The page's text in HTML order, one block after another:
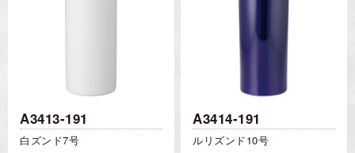
A3413-191
白ズンド7号
A3414-191
ルリズンド10号